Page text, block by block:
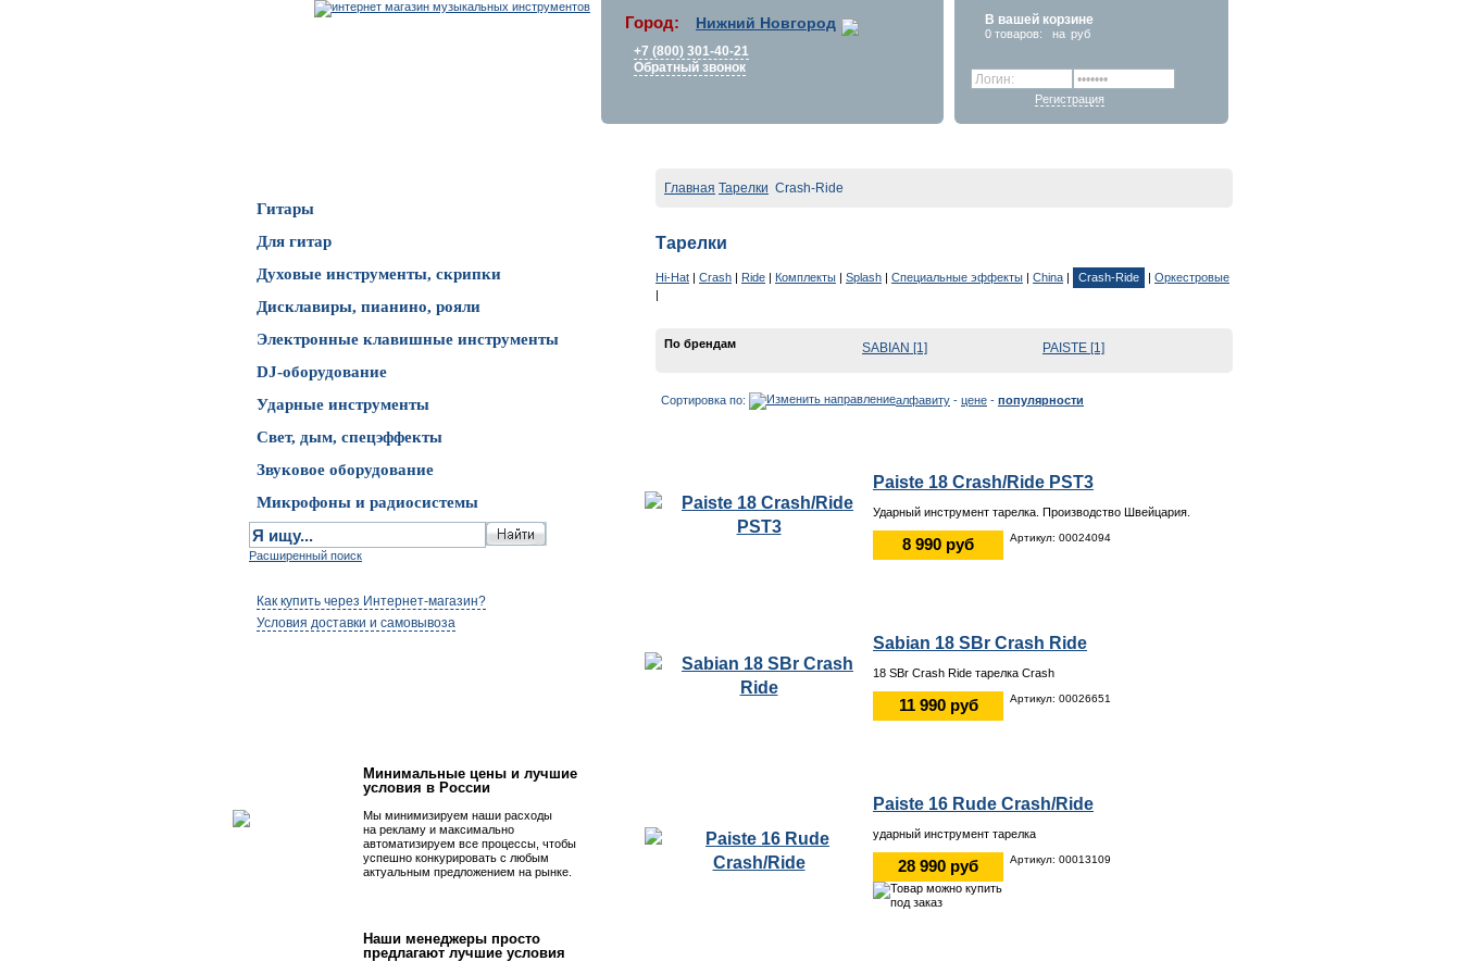
Город: Нижний Новгород
+7 (800) 301-40-21
Обратный звонок
В вашей корзине
0 товаров: на руб
Регистрация
Гитары
Для гитар
Духовые инструменты, скрипки
Дисклавиры, пианино, рояли
Электронные клавишные инструменты
DJ-оборудование
Ударные инструменты
Свет, дым, спецэффекты
Звуковое оборудование
Микрофоны и радиосистемы
Расширенный поиск
Как купить через Интернет-магазин?
Условия доставки и самовывоза
Минимальные цены и лучшие
условия в России
Мы минимизируем наши расходы
на рекламу и максимально
автоматизируем все процессы, чтобы
успешно конкурировать с любым
актуальным предложением на рынке.
Наши менеджеры просто
предлагают лучшие условия
Главная Тарелки Crash-Ride
Тарелки
Hi-Hat | Crash | Ride | Комплекты | Splash | Специальные эффекты | China | Crash-Ride | Оркестровые
|
По брендам SABIAN [1] PAISTE [1]
Сортировка по: алфавиту - цене - популярности
Paiste 18 Crash/Ride PST3
Ударный инструмент тарелка. Производство Швейцария.
8 990 руб Артикул: 00024094
Sabian 18 SBr Crash Ride
18 SBr Crash Ride тарелка Crash
11 990 руб Артикул: 00026651
Paiste 16 Rude Crash/Ride
ударный инструмент тарелка
28 990 руб Артикул: 00013109